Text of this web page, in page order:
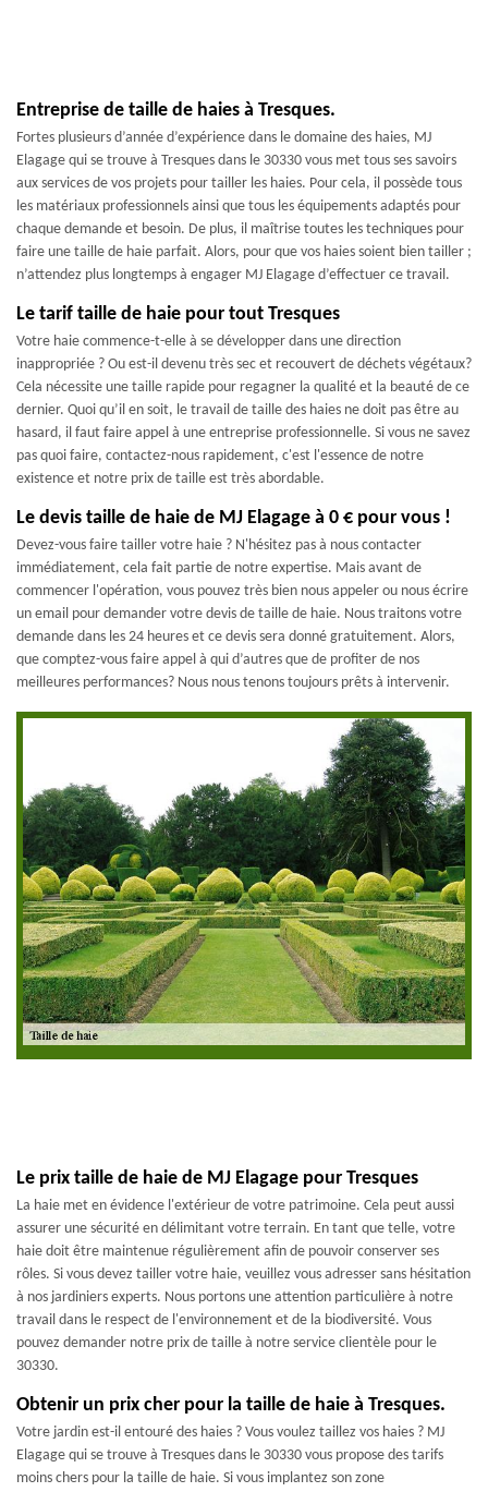
Entreprise de taille de haies à Tresques.
Fortes plusieurs d’année d’expérience dans le domaine des haies, MJ
Elagage qui se trouve à Tresques dans le 30330 vous met tous ses savoirs
aux services de vos projets pour tailler les haies. Pour cela, il possède tous
les matériaux professionnels ainsi que tous les équipements adaptés pour
chaque demande et besoin. De plus, il maîtrise toutes les techniques pour
faire une taille de haie parfait. Alors, pour que vos haies soient bien tailler ;
n’attendez plus longtemps à engager MJ Elagage d’effectuer ce travail.
Le tarif taille de haie pour tout Tresques
Votre haie commence-t-elle à se développer dans une direction
inappropriée ? Ou est-il devenu très sec et recouvert de déchets végétaux?
Cela nécessite une taille rapide pour regagner la qualité et la beauté de ce
dernier. Quoi qu’il en soit, le travail de taille des haies ne doit pas être au
hasard, il faut faire appel à une entreprise professionnelle. Si vous ne savez
pas quoi faire, contactez-nous rapidement, c'est l'essence de notre
existence et notre prix de taille est très abordable.
Le devis taille de haie de MJ Elagage à 0 € pour vous !
Devez-vous faire tailler votre haie ? N'hésitez pas à nous contacter
immédiatement, cela fait partie de notre expertise. Mais avant de
commencer l'opération, vous pouvez très bien nous appeler ou nous écrire
un email pour demander votre devis de taille de haie. Nous traitons votre
demande dans les 24 heures et ce devis sera donné gratuitement. Alors,
que comptez-vous faire appel à qui d’autres que de profiter de nos
meilleures performances? Nous nous tenons toujours prêts à intervenir.
Le prix taille de haie de MJ Elagage pour Tresques
La haie met en évidence l'extérieur de votre patrimoine. Cela peut aussi
assurer une sécurité en délimitant votre terrain. En tant que telle, votre
haie doit être maintenue régulièrement afin de pouvoir conserver ses
rôles. Si vous devez tailler votre haie, veuillez vous adresser sans hésitation
à nos jardiniers experts. Nous portons une attention particulière à notre
travail dans le respect de l'environnement et de la biodiversité. Vous
pouvez demander notre prix de taille à notre service clientèle pour le
30330.
Obtenir un prix cher pour la taille de haie à Tresques.
Votre jardin est-il entouré des haies ? Vous voulez taillez vos haies ? MJ
Elagage qui se trouve à Tresques dans le 30330 vous propose des tarifs
moins chers pour la taille de haie. Si vous implantez son zone